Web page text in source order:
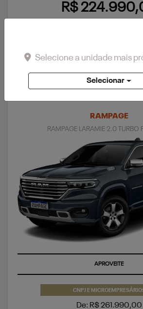
R$
RAMPAGE
RAMPAGE LARAMIE 2.0 TURBO
SUPERVALORIZAÇÃO DO SEU SEMINOVO
CNPJ E
De: R$ 261.990,00
Selecione a unidade mais
Selecionar